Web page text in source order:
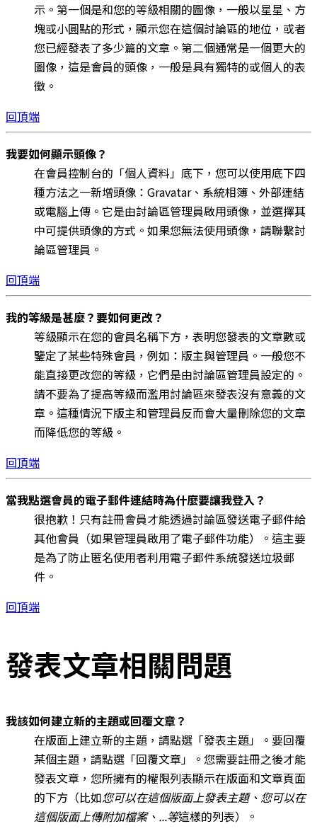
示。第一個是和您的等級相關的圖像，一般以星星、方
塊或小圓點的形式，顯示您在這個討論區的地位，或者
您已經發表了多少篇的文章。第二個通常是一個更大的
圖像，這是會員的頭像，一般是具有獨特的或個人的表
徵。
回頂端
我要如何顯示頭像？
在會員控制台的「個人資料」底下，您可以使用底下四
種方法之一新增頭像：Gravatar、系統相簿、外部連結
或電腦上傳。它是由討論區管理員啟用頭像，並選擇其
中可提供頭像的方式。如果您無法使用頭像，請聯繫討
論區管理員。
回頂端
我的等級是甚麼？要如何更改？
等級顯示在您的會員名稱下方，表明您發表的文章數或
鑒定了某些特殊會員，例如：版主與管理員。一般您不
能直接更改您的等級，它們是由討論區管理員設定的。
請不要為了提高等級而濫用討論區來發表沒有意義的文
章。這種情況下版主和管理員反而會大量刪除您的文章
而降低您的等級。
回頂端
當我點選會員的電子郵件連結時為什麼要讓我登入？
很抱歉！只有註冊會員才能透過討論區發送電子郵件給
其他會員（如果管理員啟用了電子郵件功能）。這主要
是為了防止匿名使用者利用電子郵件系統發送垃圾郵
件。
回頂端
發表文章相關問題
我該如何建立新的主題或回覆文章？
在版面上建立新的主題，請點選「發表主題」。要回覆
某個主題，請點選「回覆文章」。您需要註冊之後才能
發表文章，您所擁有的權限列表顯示在版面和文章頁面
的下方（比如您可以在這個版面上發表主題、您可以在
這個版面上傳附加檔案、...等這樣的列表）。